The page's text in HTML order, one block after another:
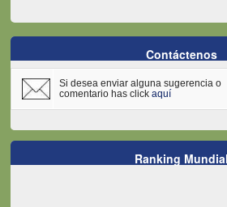
Contáctenos
Si desea enviar alguna sugerencia o
comentario has clickaquí
Ranking Mundial